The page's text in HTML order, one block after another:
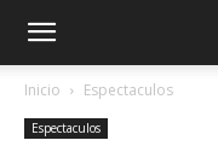
Inicio Espectaculos
Espectaculos